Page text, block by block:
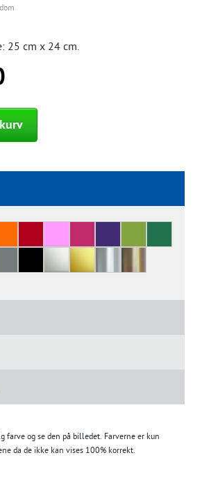
25 cm x 24 cm.
farve og se den på billedet. Farverne er kun
da de ikke kan vises 100% korrekt.